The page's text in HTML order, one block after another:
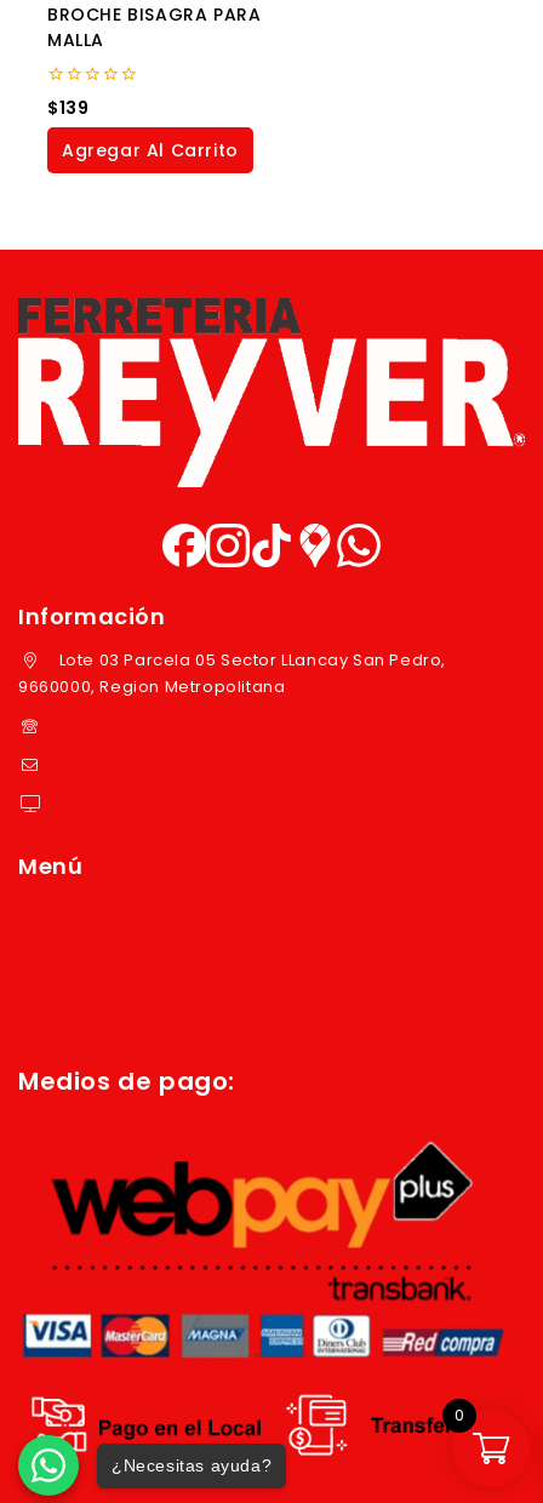
BROCHE BISAGRA PARA
MALLA
0
out
of
$139
Agregar Al Carrito
Información
Lote 03 Parcela 05 Sector LLancay San Pedro,
9660000, Region Metropolitana
Menú
Medios de pago:
¿Necesitas ayuda?
0